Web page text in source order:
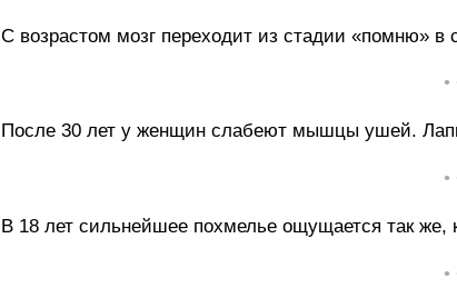
С возрастом мозг переходит из стадии «помню»
•
После 30 лет у женщин слабеют мышцы ушей.
•
В 18 лет сильнейшее похмелье ощущается так же,
•